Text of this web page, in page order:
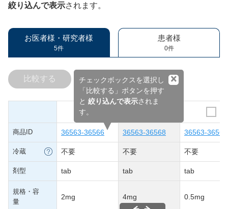
絞り込んで表示されます。
お医者様・研究者様
5件
患者様
0件
チェックボックスを選択し
「比較する」ボタンを押す
と 絞り込んで表示されま
す。
×
比較する
商品ID 36563-36566 36563-36568 36563-36564
冷蔵 不要 不要 不要
剤型 tab tab tab
規格・容
量
2mg 4mg 0.5mg